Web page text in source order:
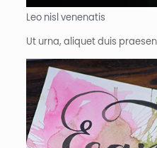
Leo nisl venenatis
Ut urna, aliquet duis